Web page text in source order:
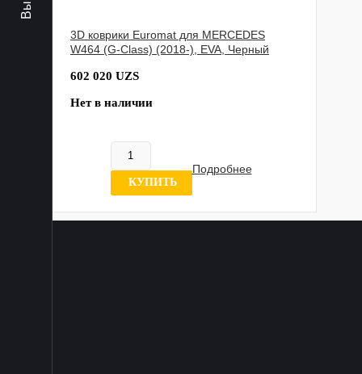
3D коврики Euromat для MERCEDES
W464 (G-Class) (2018-), EVA, Черный
602 020 UZS
Нет в наличии
КУПИТЬ
Подробнее